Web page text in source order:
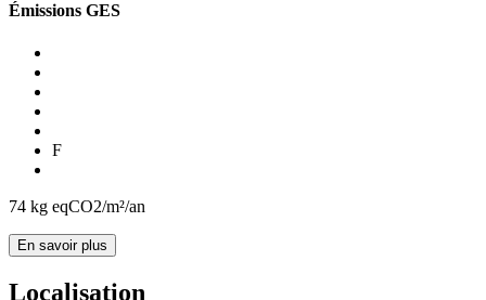
Émissions GES
F
74 kg eqCO2/m²/an
En savoir plus
Localisation